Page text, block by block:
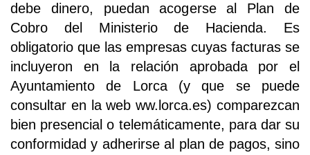
debe dinero, puedan acogerse al Plan de
Cobro del Ministerio de Hacienda. Es
obligatorio que las empresas cuyas facturas se
incluyeron en la relación aprobada por el
Ayuntamiento de Lorca (y que se puede
consultar en la web ww.lorca.es) comparezcan
bien presencial o telemáticamente, para dar su
conformidad y adherirse al plan de pagos, sino